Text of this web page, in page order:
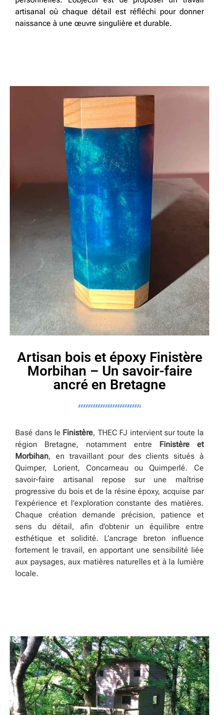
artisanal où chaque détail est réfléchi pour donner
naissance à une œuvre singulière et durable.
Artisan bois et époxy Finistère
Morbihan – Un savoir-faire
ancré en Bretagne
Basé dans le Finistère, THEC FJ intervient sur toute la
région Bretagne, notamment entre Finistère et
Morbihan, en travaillant pour des clients situés à
Quimper, Lorient, Concarneau ou Quimperlé. Ce
savoir-faire artisanal repose sur une maîtrise
progressive du bois et de la résine époxy, acquise par
l’expérience et l’exploration constante des matières.
Chaque création demande précision, patience et
sens du détail, afin d’obtenir un équilibre entre
esthétique et solidité. L’ancrage breton influence
fortement le travail, en apportant une sensibilité liée
aux paysages, aux matières naturelles et à la lumière
locale.